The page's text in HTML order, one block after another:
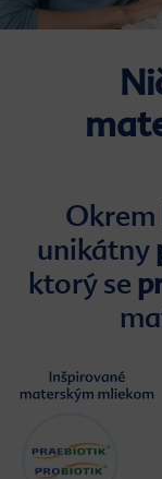
Okrem
unikátny
ktorý se